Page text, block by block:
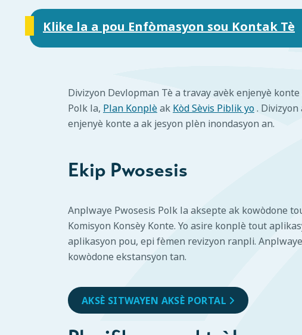
Klike la a pou Enfòmasyon sou Kontak Tè
Divizyon Devlopman Tè a travay avèk enjenyè
Polk la, Plan Konplèak Kòd Sèvis Piblik yo.
enjenyè konte a ak jesyon plèn inondasyon an.
Ekip Pwosesis
Anplwaye Pwosesis Polk la aksepte ak kowòdone
Komisyon Konsèy Konte. Yo asire konplè tout
aplikasyon pou, epi fèmen revizyon ranpli.
kowòdone ekstansyon tan.
AKSÈ SITWAYEN AKSÈ PORTAL